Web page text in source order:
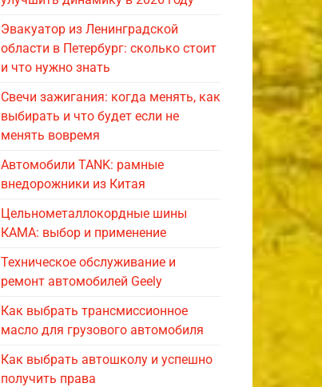
Эвакуатор из Ленинградской
области в Петербург: сколько стоит
и что нужно знать
Свечи зажигания: когда менять, как
выбирать и что будет если не
менять вовремя
Автомобили TANK: рамные
внедорожники из Китая
Цельнометаллокордные шины
КАМА: выбор и применение
Техническое обслуживание и
ремонт автомобилей Geely
Как выбрать трансмиссионное
масло для грузового автомобиля
Как выбрать автошколу и успешно
получить права